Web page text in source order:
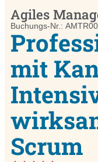
Agiles
Buchungs-Nr.:
mit
Scrum